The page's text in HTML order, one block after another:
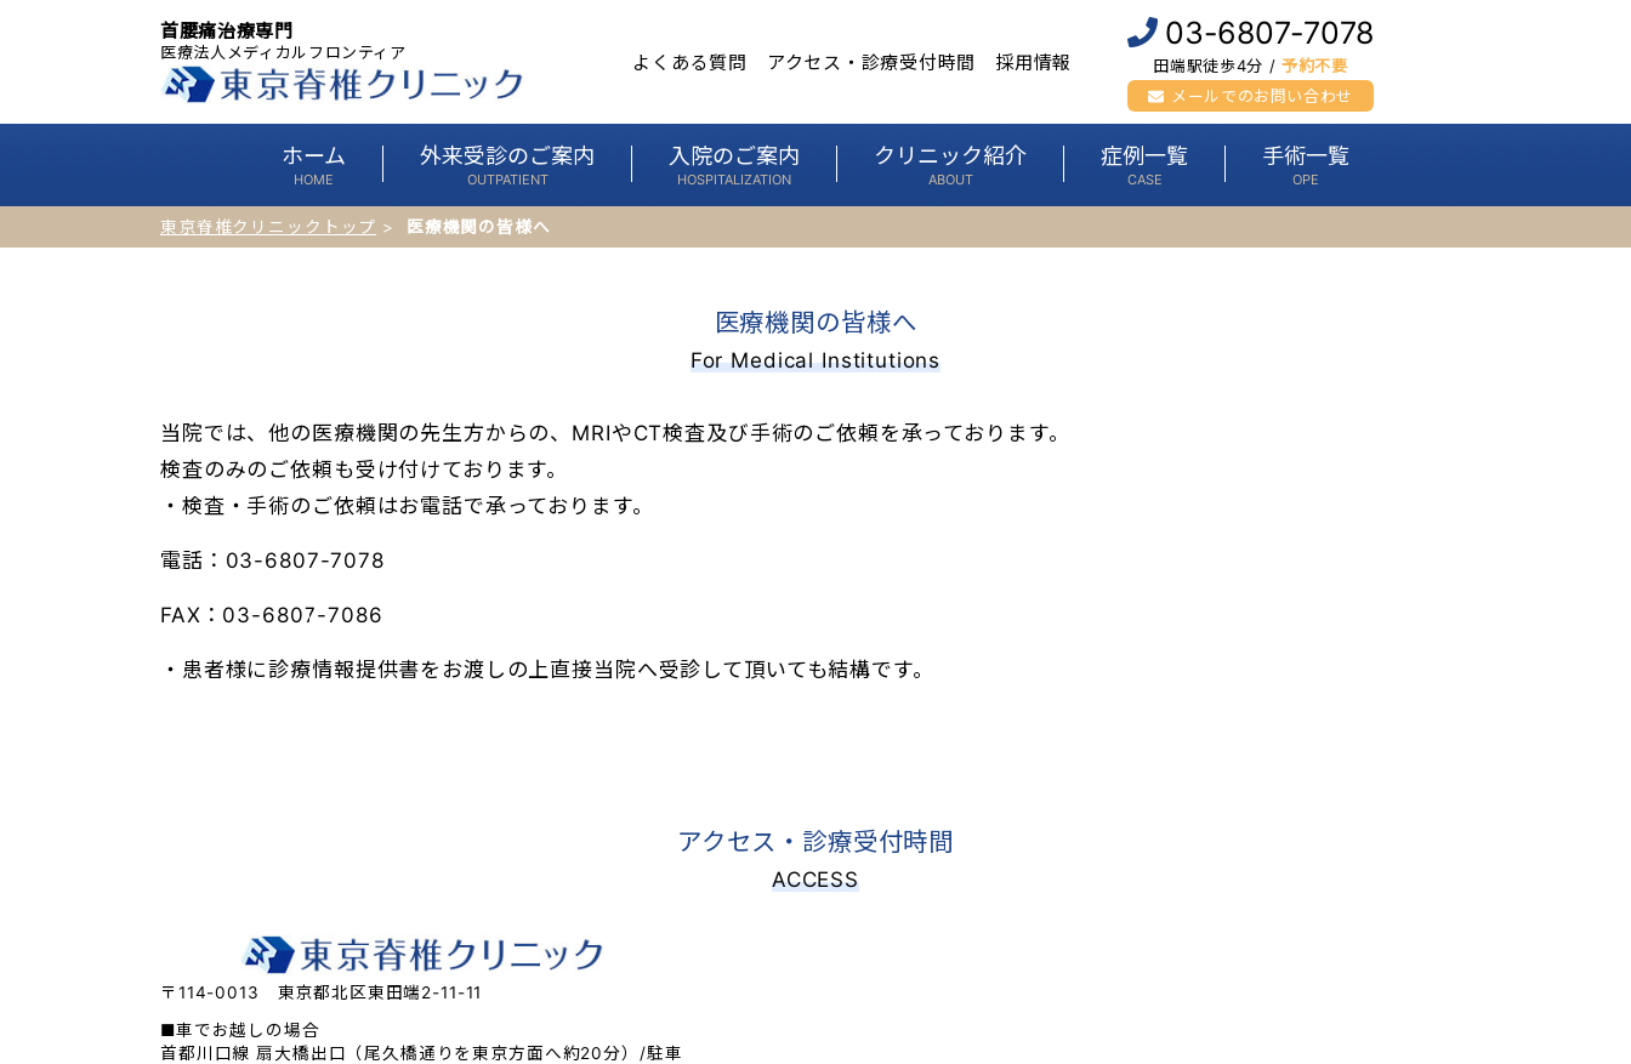
首腰痛治療専門
医療法人メディカルフロンティア よくある質問 アクセス・診療受付時間 採用情報
03-6807-7078
田端駅徒歩4分 / 予約不要
メールでのお問い合わせ
ホーム
HOME
外来受診のご案内
OUTPATIENT
入院のご案内
HOSPITALIZATION
クリニック紹介
ABOUT
症例一覧
CASE
手術一覧
OPE
東京脊椎クリニックトップ 医療機関の皆様へ
医療機関の皆様へ
For Medical Institutions
当院では、他の医療機関の先生方からの、MRIやCT検査及び手術のご依頼を承っております。
検査のみのご依頼も受け付けております。
・検査・手術のご依頼はお電話で承っております。
電話：03-6807-7078
FAX：03-6807-7086
・患者様に診療情報提供書をお渡しの上直接当院へ受診して頂いても結構です。
アクセス・診療受付時間
ACCESS
〒114-0013 東京都北区東田端2-11-11
■車でお越しの場合
首都川口線 扇大橋出口（尾久橋通りを東京方面へ約20分）/駐車